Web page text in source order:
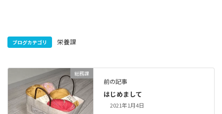
ブログカテゴリ 栄養課
総務課
前の記事
はじめまして
2021年1月4日